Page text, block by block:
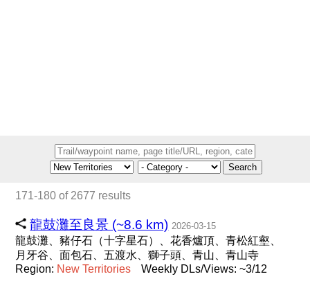
Search
171-180 of 2677 results
龍鼓灘至良景 (~8.6 km) 2026-03-15
龍鼓灘、豬仔石（十字星石）、花香爐頂、青松紅壑、
月牙谷、面包石、五渡水、獅子頭、青山、青山寺
Region: New Territories Weekly DLs/Views: ~3/12